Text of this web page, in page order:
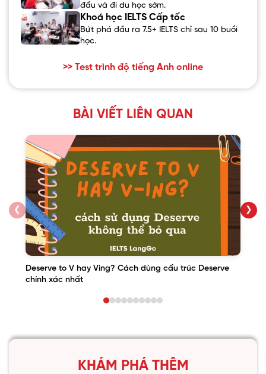
đầu và đi du học sớm.
Khoá học IELTS Cấp tốc
Bứt phá đầu ra 7.5+ IELTS chỉ sau 10 buổi
học.
>> Test trình độ tiếng Anh online
BÀI VIẾT LIÊN QUAN
❮
Deserve to V hay Ving? Cách dùng cấu trúc Deserve
chính xác nhất
❯
KHÁM PHÁ THÊM